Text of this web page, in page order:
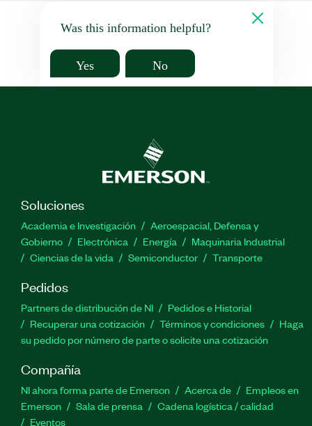
Was this information helpful?
Yes No
Soluciones
Academia e Investigación
Aeroespacial, Defensa y
Gobierno
Electrónica Energía
Maquinaria Industrial
Ciencias de la vida
Semiconductor Transporte
Pedidos
Partners de distribución de NI
Pedidos e Historial
Recuperar una cotización
Términos y condiciones
Haga
su pedido por número de parte o solicite una cotización
Compañía
NI ahora forma parte de Emerson Acerca de
Empleos en
Emerson
Sala de prensa
Cadena logística / calidad
Eventos